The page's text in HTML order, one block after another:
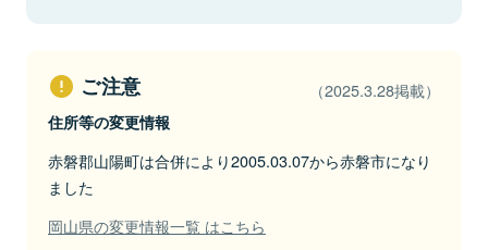
ご注意 （2025.3.28掲載）
住所等の変更情報
赤磐郡山陽町は合併により2005.03.07から赤磐市になり
ました
岡山県の変更情報一覧 はこちら